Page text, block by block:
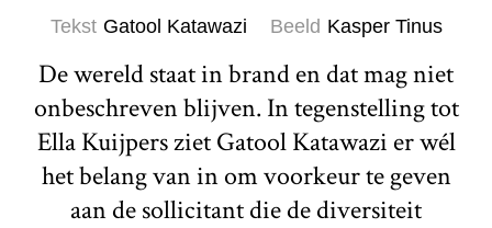
Tekst Gatool Katawazi Beeld Kasper Tinus
De wereld staat in brand en dat mag niet
onbeschreven blijven. In tegenstelling tot
Ella Kuijpers ziet Gatool Katawazi er wél
het belang van in om voorkeur te geven
aan de sollicitant die de diversiteit